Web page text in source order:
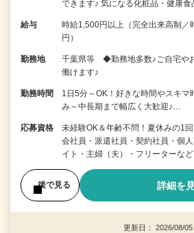
できます♪ 気になる化粧品・健康
給与
時給1,500円以上（完全出来高制／
円）
勤務地
千葉県等 ◆勤務地多数♪ご自宅や
働けます♪
勤務時間
1日5分～OK！好きな時間やスキ
み～中長期まで幅広く大歓迎♪…
応募資格
未経験OK＆年齢不問！夏休みの1
会社員・派遣社員・契約社員・個
イト・主婦（夫）・フリーターな
後で見る 詳細を
更新日： 2026/08/